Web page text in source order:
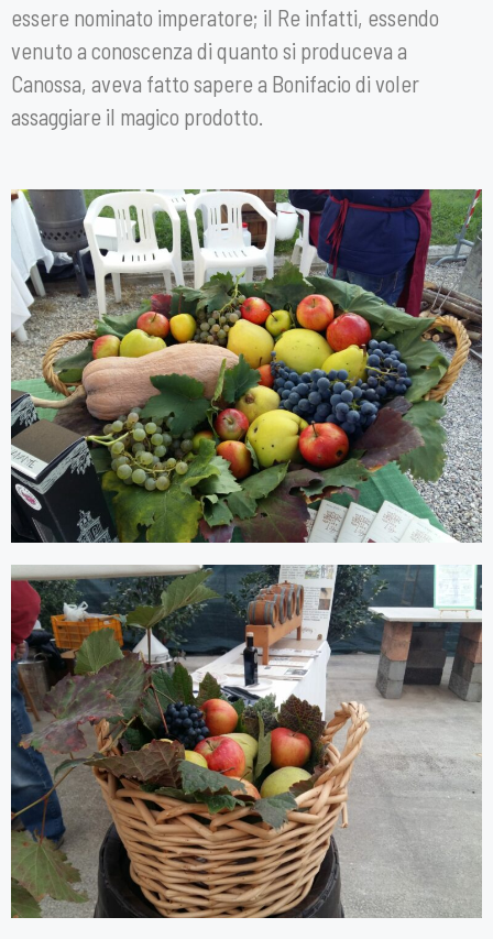
essere nominato imperatore; il Re infatti, essendo
venuto a conoscenza di quanto si produceva a
Canossa, aveva fatto sapere a Bonifacio di voler
assaggiare il magico prodotto.